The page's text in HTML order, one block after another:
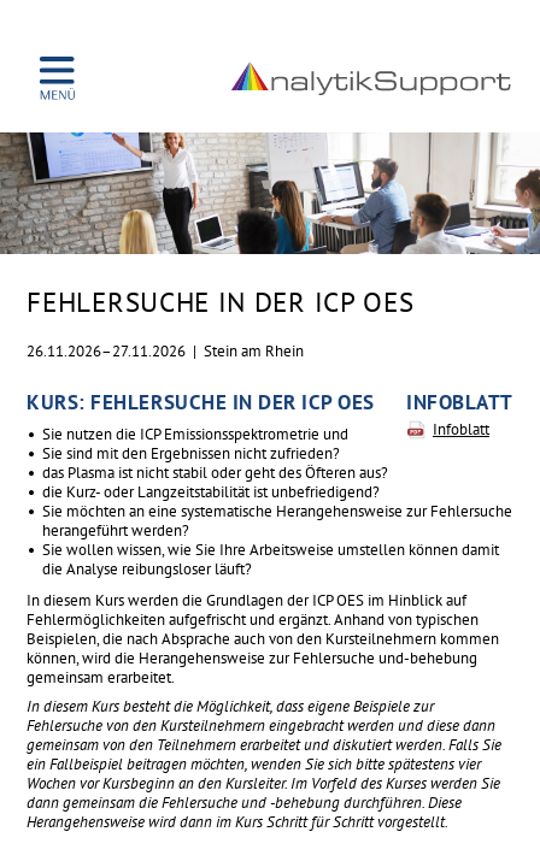
NAVIGATION
ÜBERSPRINGEN
ÜBER UNS
TECHNIKEN
ICP OES
ICP-MS
AUFSCHLUSSTECHNIK
FT-IR
REFERENZEN
FEHLERSUCHE IN DER ICP OES
26.11.2026–27.11.2026 |Stein am Rhein
INFOBLATT
Infoblatt
KURS: FEHLERSUCHE IN DER ICP OES
Sie nutzen die ICP Emissionsspektrometrie und
Sie sind mit den Ergebnissen nicht zufrieden?
das Plasma ist nicht stabil oder geht des Öfteren aus?
die Kurz- oder Langzeitstabilität ist unbefriedigend?
Sie möchten an eine systematische Herangehensweise zur Fehlersuche
herangeführt werden?
Sie wollen wissen, wie Sie Ihre Arbeitsweise umstellen können damit
die Analyse reibungsloser läuft?
In diesem Kurs werden die Grundlagen der ICP OES im Hinblick auf
Fehlermöglichkeiten aufgefrischt und ergänzt. Anhand von typischen
Beispielen, die nach Absprache auch von den Kursteilnehmern kommen
können, wird die Herangehensweise zur Fehlersuche und-behebung
gemeinsam erarbeitet.
In diesem Kurs besteht die Möglichkeit, dass eigene Beispiele zur
Fehlersuche von den Kursteilnehmern eingebracht werden und diese dann
gemeinsam von den Teilnehmern erarbeitet und diskutiert werden. Falls Sie
ein Fallbeispiel beitragen möchten, wenden Sie sich bitte spätestens vier
Wochen vor Kursbeginn an den Kursleiter. Im Vorfeld des Kurses werden Sie
dann gemeinsam die Fehlersuche und -behebung durchführen. Diese
Herangehensweise wird dann im Kurs Schritt für Schritt vorgestellt.